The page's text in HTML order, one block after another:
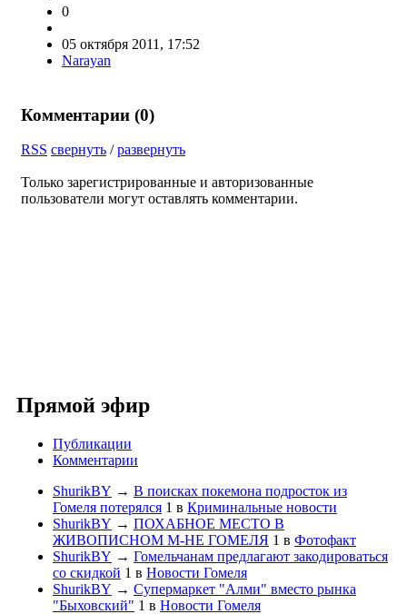
0
05 октября 2011, 17:52
Narayan
Комментарии (0)
RSS свернуть /развернуть
Только зарегистрированные и авторизованные
пользователи могут оставлять комментарии.
Прямой эфир
Публикации
Комментарии
ShurikBY → В поисках покемона подросток из
Гомеля потерялся 1 в Криминальные новости
ShurikBY → ПОХАБНОЕ МЕСТО В
ЖИВОПИСНОМ М-НЕ ГОМЕЛЯ 1 в Фотофакт
ShurikBY → Гомельчанам предлагают закодироваться
со скидкой 1 в Новости Гомеля
ShurikBY → Супермаркет "Алми" вместо рынка
"Быховский" 1 в Новости Гомеля